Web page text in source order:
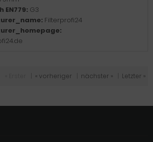
EN779: G3
Filterprofi24
« vorheriger nächster » Letzter »